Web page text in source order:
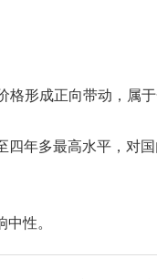
形成正向带动，属于
四年多最高水平，对
性。